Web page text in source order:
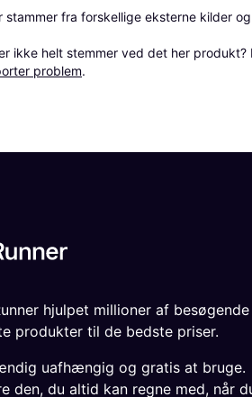
stammer fra forskellige eksterne kilder
ikke helt stemmer ved det her produkt?
problem.
hjulpet millioner af besøgende
produkter til de bedste priser.
uafhængig og gratis at bruge.
den, du altid kan regne med, når